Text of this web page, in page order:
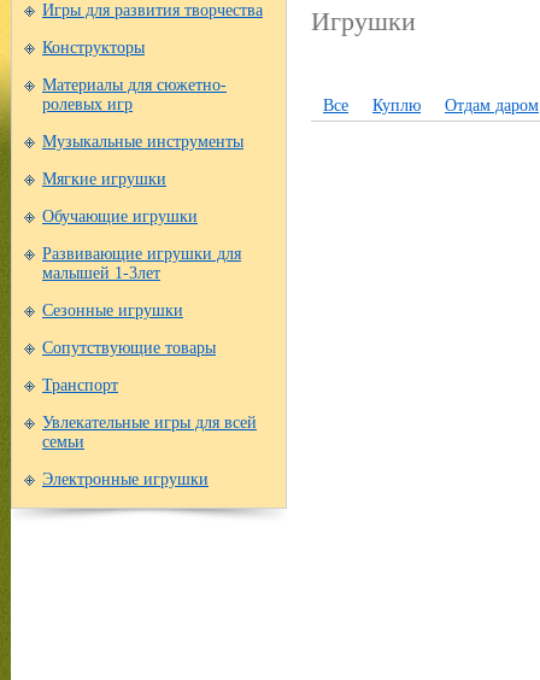
Игры для развития творчества
Конструкторы
Материалы для сюжетно-
ролевых игр
Музыкальные инструменты
Мягкие игрушки
Обучающие игрушки
Развивающие игрушки для
малышей 1-3лет
Сезонные игрушки
Сопутствующие товары
Транспорт
Увлекательные игры для всей
семьи
Электронные игрушки
Игрушки
Все Куплю Отдам даром